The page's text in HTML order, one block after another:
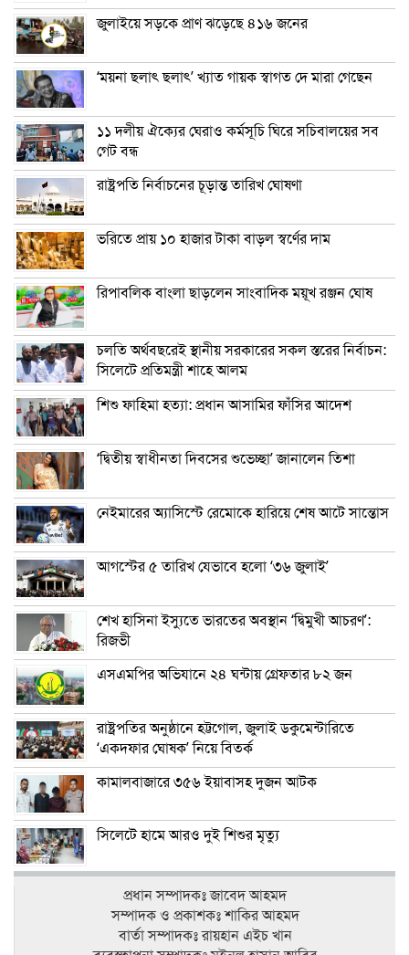
জুলাইয়ে সড়কে প্রাণ ঝড়েছে ৪১৬ জনের
‘ময়না ছলাৎ ছলাৎ’ খ্যাত গায়ক স্বাগত দে মারা গেছেন
১১ দলীয় ঐক্যের ঘেরাও কর্মসূচি ঘিরে সচিবালয়ের সব
গেট বন্ধ
রাষ্ট্রপতি নির্বাচনের চূড়ান্ত তারিখ ঘোষণা
ভরিতে প্রায় ১০ হাজার টাকা বাড়ল স্বর্ণের দাম
রিপাবলিক বাংলা ছাড়লেন সাংবাদিক ময়ূখ রঞ্জন ঘোষ
চলতি অর্থবছরেই স্থানীয় সরকারের সকল স্তরের নির্বাচন:
সিলেটে প্রতিমন্ত্রী শাহে আলম
শিশু ফাহিমা হত্যা: প্রধান আসামির ফাঁসির আদেশ
‘দ্বিতীয় স্বাধীনতা দিবসের শুভেচ্ছা’ জানালেন তিশা
নেইমারের অ্যাসিস্টে রেমোকে হারিয়ে শেষ আটে সান্তোস
আগস্টের ৫ তারিখ যেভাবে হলো ‘৩৬ জুলাই’
শেখ হাসিনা ইস্যুতে ভারতের অবস্থান ‘দ্বিমুখী আচরণ’:
রিজভী
এসএমপির অভিযানে ২৪ ঘন্টায় গ্রেফতার ৮২ জন
রাষ্ট্রপতির অনুষ্ঠানে হট্টগোল, জুলাই ডকুমেন্টারিতে
‘একদফার ঘোষক’ নিয়ে বিতর্ক
কামালবাজারে ৩৫৬ ইয়াবাসহ দুজন আটক
সিলেটে হামে আরও দুই শিশুর মৃত্যু
প্রধান সম্পাদকঃ জাবেদ আহমদ
সম্পাদক ও প্রকাশকঃ শাকির আহমদ
বার্তা সম্পাদকঃ রায়হান এইচ খান